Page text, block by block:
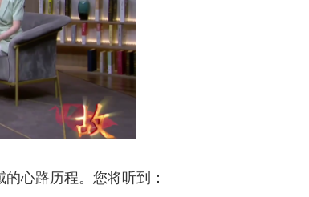
心路历程。您将听到：